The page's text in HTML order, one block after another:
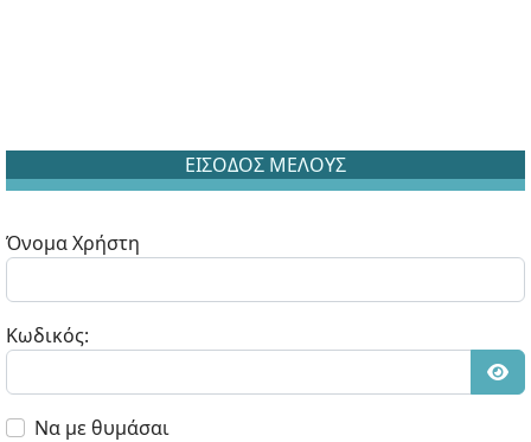
ΕΙΣΟΔΟΣ ΜΕΛΟΥΣ
Όνομα Χρήστη
Κωδικός:
Να με θυμάσαι